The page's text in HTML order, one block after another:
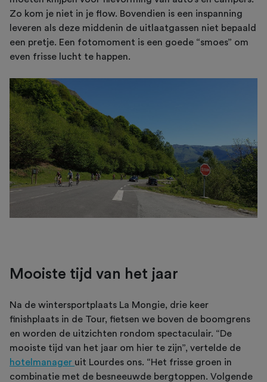
Zo kom je niet in je flow. Bovendien is een inspanning
leveren als deze middenin de uitlaatgassen niet bepaald
een pretje. Een fotomoment is een goede “smoes” om
even frisse lucht te happen.
Mooiste tijd van het jaar
Na de wintersportplaats La Mongie, drie keer
finishplaats in de Tour, fietsen we boven de boomgrens
en worden de uitzichten rondom spectaculair. “De
mooiste tijd van het jaar om hier te zijn”, vertelde de
hotelmanager uit Lourdes ons. “Het frisse groen in
combinatie met de besneeuwde bergtoppen. Volgende